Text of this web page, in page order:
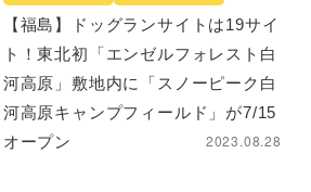
【福島】ドッグランサイトは19サイ
ト！東北初「エンゼルフォレスト白
河高原」敷地内に「スノーピーク白
河高原キャンプフィールド」が7/15
オープン
2023.08.28